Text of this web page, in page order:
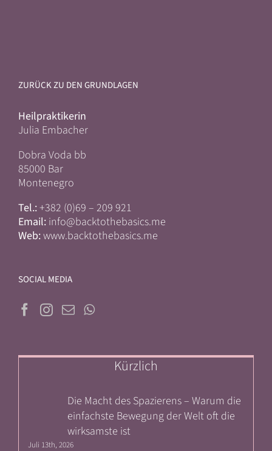
ZURÜCK ZU DEN GRUNDLAGEN
Heilpraktikerin
Julia Embacher
Dobra Voda bb
85000 Bar
Montenegro
Tel.:+382 (0)69 – 209 921
Email: info@backtothebasics.me
Web:www.backtothebasics.me
SOCIAL MEDIA
Kürzlich
Die Macht des Spazierens – Warum die
einfachste Bewegung der Welt oft die
wirksamste ist
Juli 13th, 2026